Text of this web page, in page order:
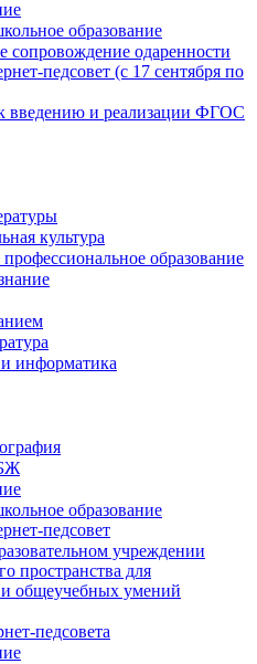
образование
одаренности
педсовет (с 17 сентября по
введению и реализации ФГОС
культура
образование
информатика
образование
педсовет
учреждении
пространства для
общеучебных умений
педсовета